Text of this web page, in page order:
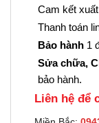
Cam kết
Thanh toán
Bảo hành 1
Sửa chữa,
bảo hành.
Liên hệ để